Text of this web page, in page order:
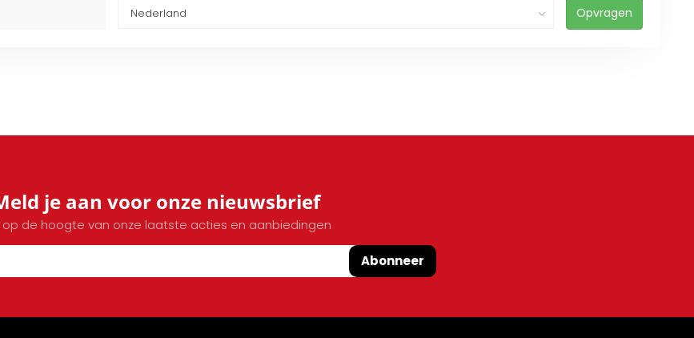
Opvragen
je aan voor onze nieuwsbrief
op de hoogte van onze laatste acties en aanbiedingen
Abonneer